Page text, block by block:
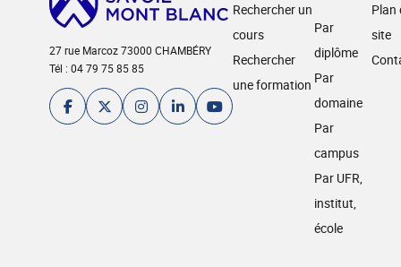
27 rue Marcoz 73000 CHAMBÉRY
Tél : 04 79 75 85 85
Rechercher un
cours
Rechercher
une formation
Par
diplôme
Par
domaine
Par
campus
Par UFR,
institut,
école
Plan
site